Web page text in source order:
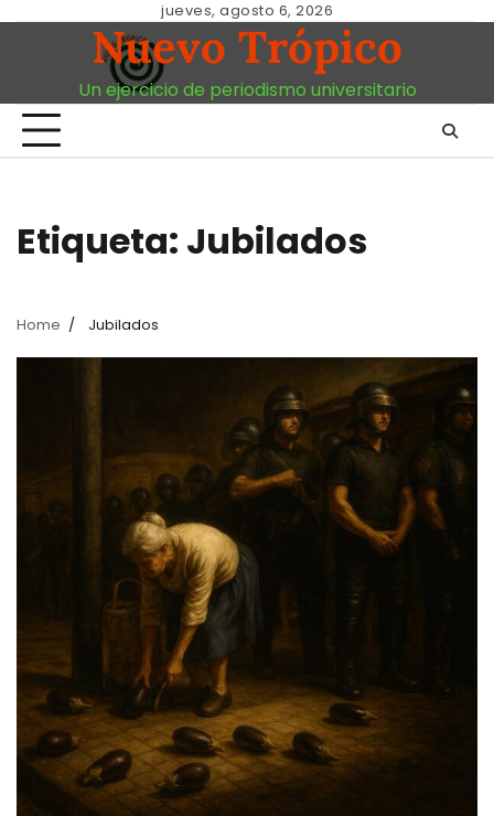
jueves, agosto 6, 2026
Nuevo Trópico
Un ejercicio de periodismo universitario
Etiqueta: Jubilados
Home Jubilados